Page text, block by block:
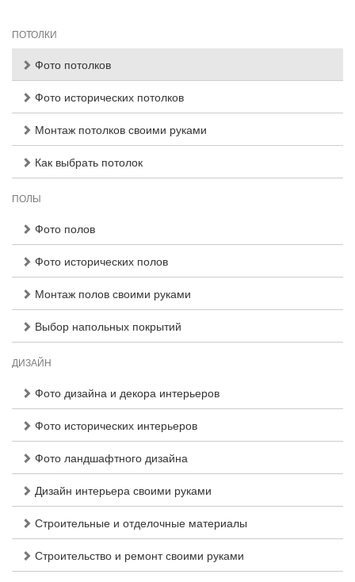
ПОТОЛКИ
Фото потолков
Фото исторических потолков
Монтаж потолков своими руками
Как выбрать потолок
ПОЛЫ
Фото полов
Фото исторических полов
Монтаж полов своими руками
Выбор напольных покрытий
ДИЗАЙН
Фото дизайна и декора интерьеров
Фото исторических интерьеров
Фото ландшафтного дизайна
Дизайн интерьера своими руками
Строительные и отделочные материалы
Строительство и ремонт своими руками